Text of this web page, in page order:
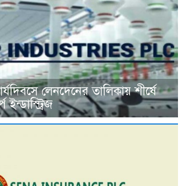
লেনদেনের তালিকায় শীর্ষে
ইন্ডাস্ট্রিজ